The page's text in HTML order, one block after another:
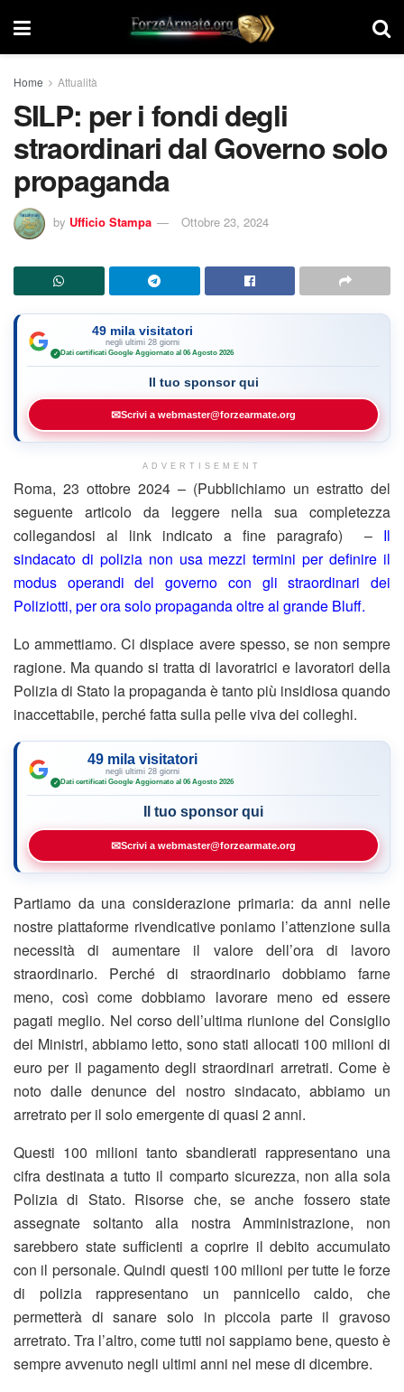
Home Attualità
SILP: per i fondi degli
straordinari dal Governo solo
propaganda
by Ufficio Stampa Ottobre 23, 2024
49 mila visitatori
negli ultimi 28 giorni
✓ Dati certificati Google·Aggiornato al 06 Agosto 2026
Il tuo sponsor qui
✉Scrivi a webmaster@forzearmate.org
ADVERTISEMENT
Roma, 23 ottobre 2024 – (Pubblichiamo un estratto del
seguente articolo da leggere nella sua completezza
collegandosi al link indicato a fine paragrafo) – Il
sindacato di polizia non usa mezzi termini per definire il
modus operandi del governo con gli straordinari dei
Poliziotti, per ora solo propaganda oltre al grande Bluff.
Lo ammettiamo. Ci dispiace avere spesso, se non sempre
ragione. Ma quando si tratta di lavoratrici e lavoratori della
Polizia di Stato la propaganda è tanto più insidiosa quando
inaccettabile, perché fatta sulla pelle viva dei colleghi.
49 mila visitatori
negli ultimi 28 giorni
✓ Dati certificati Google·Aggiornato al 06 Agosto 2026
Il tuo sponsor qui
✉Scrivi a webmaster@forzearmate.org
Partiamo da una considerazione primaria: da anni nelle
nostre piattaforme rivendicative poniamo l’attenzione sulla
necessità di aumentare il valore dell’ora di lavoro
straordinario. Perché di straordinario dobbiamo farne
meno, così come dobbiamo lavorare meno ed essere
pagati meglio. Nel corso dell’ultima riunione del Consiglio
dei Ministri, abbiamo letto, sono stati allocati 100 milioni di
euro per il pagamento degli straordinari arretrati. Come è
noto dalle denunce del nostro sindacato, abbiamo un
arretrato per il solo emergente di quasi 2 anni.
Questi 100 milioni tanto sbandierati rappresentano una
cifra destinata a tutto il comparto sicurezza, non alla sola
Polizia di Stato. Risorse che, se anche fossero state
assegnate soltanto alla nostra Amministrazione, non
sarebbero state sufficienti a coprire il debito accumulato
con il personale. Quindi questi 100 milioni per tutte le forze
di polizia rappresentano un pannicello caldo, che
permetterà di sanare solo in piccola parte il gravoso
arretrato. Tra l’altro, come tutti noi sappiamo bene, questo è
sempre avvenuto negli ultimi anni nel mese di dicembre.